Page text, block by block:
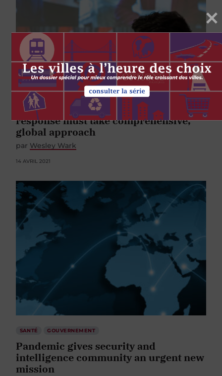
GOUVERNEMENT SANTÉ
Reviews of Canada’s pandemic
response must take comprehensive,
global approach
par Wesley Wark
14 AVRIL 2021
SANTÉ GOUVERNEMENT
Pandemic gives security and
intelligence community an urgent new
mission